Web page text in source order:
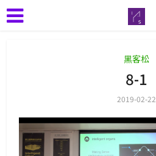
黑客松
8-1
2019-02-22